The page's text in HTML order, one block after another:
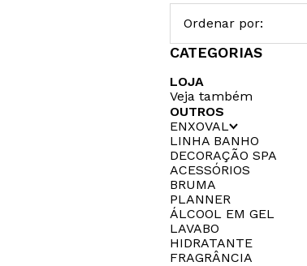
Ordenar por:
CATEGORIAS
LOJA
Veja também
OUTROS
ENXOVAL
LINHA BANHO
DECORAÇÃO SPA
ACESSÓRIOS
BRUMA
PLANNER
ÁLCOOL EM GEL
LAVABO
HIDRATANTE
FRAGRÂNCIA